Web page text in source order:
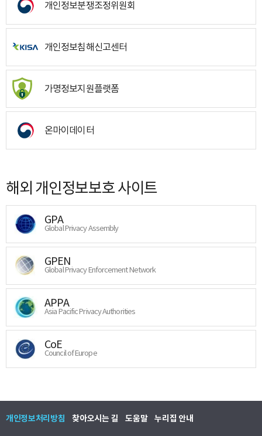
개인정보분쟁조정위원회
개인정보침해신고센터
가명정보지원플랫폼
온마이데이터
해외 개인정보보호 사이트
GPA
Global Privacy Assembly
GPEN
Global Privacy Enforcement Network
APPA
Asia Pacific Privacy Authorities
CoE
Council of Europe
개인정보처리방침 찾아오시는 길 도움말 누리집 안내